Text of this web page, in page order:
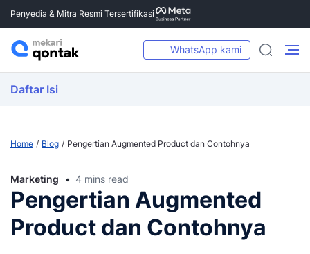
Penyedia & Mitra Resmi Tersertifikasi
WhatsApp kami
Daftar Isi
Home Blog Pengertian Augmented Product dan Contohnya
Marketing 4 mins read
Pengertian Augmented
Product dan Contohnya